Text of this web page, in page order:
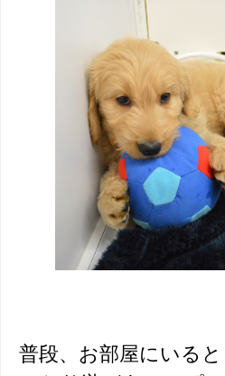
普段、お部屋にいる